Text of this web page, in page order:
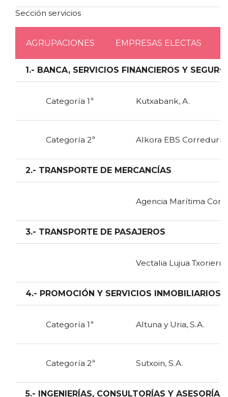
Sección servicios
AGRUPACIONES EMPRESAS ELECTAS
1.- BANCA, SERVICIOS FINANCIEROS Y
Categoría 1ª Kutxabank, A.
Categoría 2ª Alkora EBS Correduría
2.- TRANSPORTE DE MERCANCÍAS
Agencia Marítima
3.- TRANSPORTE DE PASAJEROS
Vectalia Lujua Txorierri
4.- PROMOCIÓN Y SERVICIOS INMOBILIARIOS
Categoría 1ª Altuna y Uria, S.A.
Categoría 2ª Sutxoin, S.A.
5.- INGENIERÍAS, CONSULTORÍAS Y ASESORÍAS